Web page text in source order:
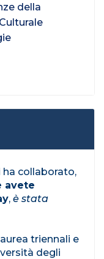
della
ha collaborato,
avete
, è stata
triennali e
degli